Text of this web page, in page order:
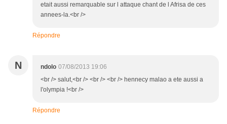
etait aussi remarquable sur l attaque chant de l Afrisa de ces
annees-la.<br />
Répondre
N ndolo 07/08/2013 19:06
<br /> salut,<br /> <br /> <br /> hennecy malao a ete aussi a
l'olympia !<br />
Répondre